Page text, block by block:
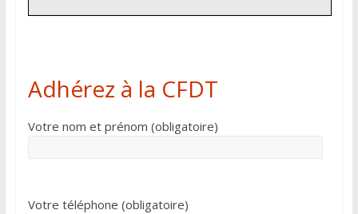
Adhérez à la CFDT
Votre nom et prénom (obligatoire)
Votre téléphone (obligatoire)